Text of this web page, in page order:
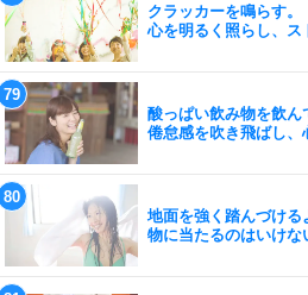
クラッカーを鳴らす。
心を明るく照らし、ス
酸っぱい飲み物を飲ん
倦怠感を吹き飛ばし、
地面を強く踏んづける
物に当たるのはいけな